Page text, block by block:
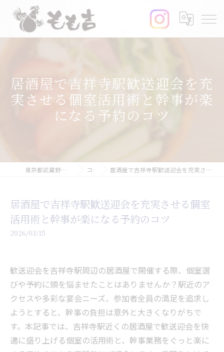
居酒屋で吉祥寺駅歓送迎会を充
実させる個室活用術と幹事が楽
になる予約のコツ
東京都武蔵野市の居酒屋ならもも吉 コラム 居酒屋で吉祥寺駅歓送迎会を充実させる個室活用術と幹事が楽になる予約のコツ
居酒屋で吉祥寺駅歓送迎会を充実させる個室
活用術と幹事が楽になる予約のコツ
2026/03/15
歓送迎会を吉祥寺駅周辺の居酒屋で開催する際、個室選
びや予約に頭を悩ませたことはありませんか？駅近のア
クセスや多彩な宴会ニーズ、参加者全員の満足を追求し
ようとすると、幹事の負担は意外と大きくなりがちで
す。本記事では、吉祥寺駅近くの居酒屋で歓送迎会を快
適に盛り上げる個室の活用術と、幹事業務をぐっと楽に